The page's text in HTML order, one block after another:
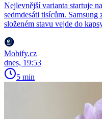
Nejlevnější varianta startuje
sedmdesáti tisícům.
složeném stavu vejde do
Mobify.cz
dnes, 19:53
5 min